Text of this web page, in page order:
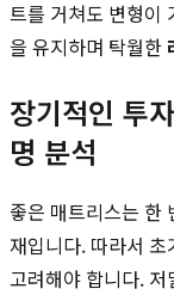
트를 거쳐도 변형이
을 유지하며 탁월한
장기적인 투
명 분석
좋은 매트리스는 한
재입니다. 따라서
고려해야 합니다.